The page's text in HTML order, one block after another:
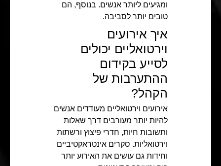
ומגיעים ליותר אנשים. בנוסף, הם
טובים יותר לסביבה.
איך אירועים
וירטואליים יכולים
לסייע בקידום
ההתערבות של
הקהל?
אירועים וירטואליים מעודדים אנשים
להיות יותר מעורבים דרך שאלות
ותשובות חיות, חדרי פיצוץ ורשתות
וירטואליות. סקרים אינטראקטיביים
וחידות גם עושים את האירוע יותר